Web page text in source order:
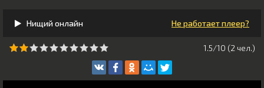
Нищий онлайн Не работает плеер?
1.5/10 (2 чeл.)